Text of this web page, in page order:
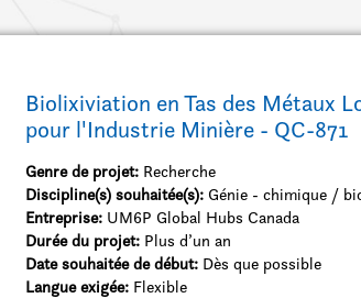
Biolixiviation en Tas des Métaux
pour l'Industrie Minière - QC-871
Genre de projet: Recherche
Discipline(s) souhaitée(s): Génie - chimique /
Entreprise: UM6P Global Hubs Canada
Durée du projet: Plus d’un an
Date souhaitée de début: Dès que possible
Langue exigée: Flexible